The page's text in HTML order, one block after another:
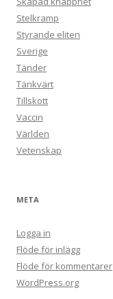
Stelkramp
Styrande eliten
Sverige
Tänder
Tänkvärt
Tillskott
Vaccin
Världen
Vetenskap
META
Logga in
Flöde för inlägg
Flöde för kommentarer
WordPress.org